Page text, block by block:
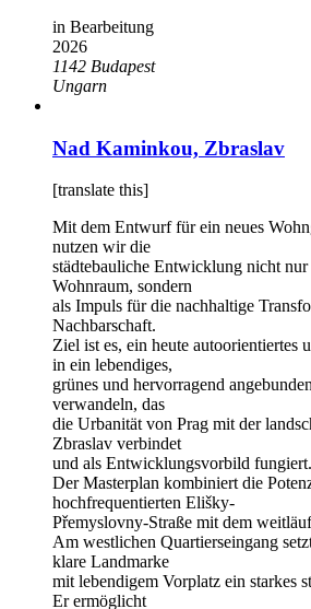
in Bearbeitung
2026
1142 Budapest
Ungarn
Nad Kaminkou, Zbraslav
[translate this]
Mit dem Entwurf für ein neues
nutzen wir die
städtebauliche Entwicklung nicht
Wohnraum, sondern
als Impuls für die nachhaltige
Nachbarschaft.
Ziel ist es, ein heute autoorientiertes
in ein lebendiges,
grünes und hervorragend
verwandeln, das
die Urbanität von Prag mit der
Zbraslav verbindet
und als Entwicklungsvorbild fungiert.
Der Masterplan kombiniert die
hochfrequentierten Elišky-
Přemyslovny-Straße mit dem
Am westlichen Quartierseingang
klare Landmarke
mit lebendigem Vorplatz ein starkes
Er ermöglicht